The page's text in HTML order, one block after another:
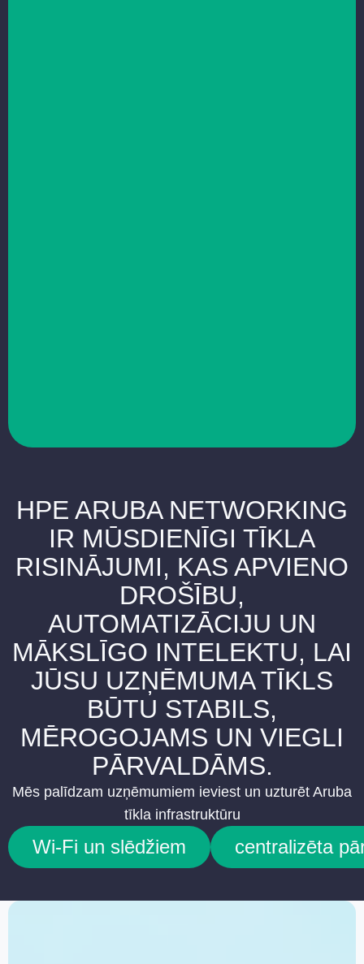
HPE ARUBA NETWORKING
IR MŪSDIENĪGI TĪKLA
RISINĀJUMI, KAS APVIENO
DROŠĪBU,
AUTOMATIZĀCIJU UN
MĀKSLĪGO INTELEKTU, LAI
JŪSU UZŅĒMUMA TĪKLS
BŪTU STABILS,
MĒROGOJAMS UN VIEGLI
PĀRVALDĀMS.
Mēs palīdzam uzņēmumiem ieviest un uzturēt Aruba
tīkla infrastruktūru
Wi-Fi un slēdžiem centralizēta